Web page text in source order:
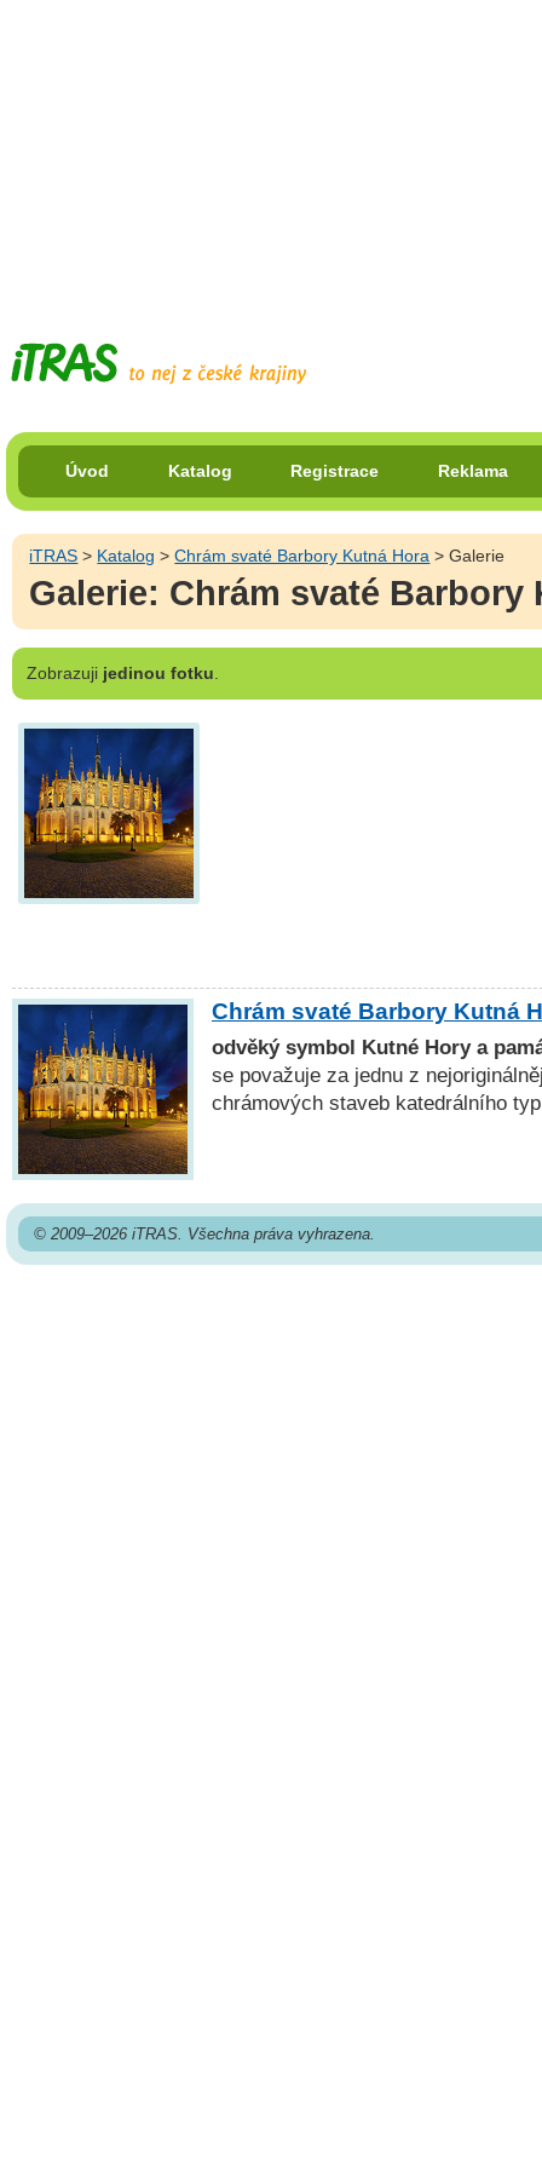
Úvod Katalog Registrace Reklama
iTRAS > Katalog >Chrám svaté Barbory Kutná Hora > Galerie
Galerie: Chrám svaté Barbory
Zobrazuji jedinou fotku
Chrám svaté Barbory Kutná
odvěký symbol Kutné Hory a
se považuje za jednu z
chrámových staveb katedrálního
© 2009–2026 iTRAS. Všechna práva vyhrazena.